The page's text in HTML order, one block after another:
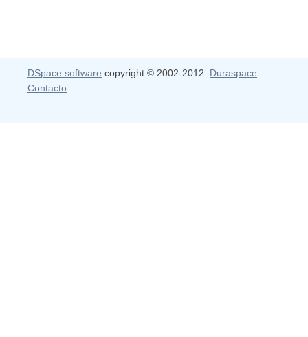
DSpace software copyright © 2002-2012 Duraspace
Contacto